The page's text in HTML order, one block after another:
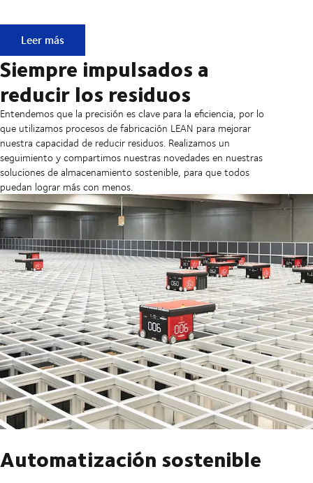
Reparación, reacondicionamiento, refabricación, reciclaje,
Leer más
Siempre impulsados a
reducir los residuos
Entendemos que la precisión es clave para la eficiencia, por lo
que utilizamos procesos de fabricación LEAN para mejorar
nuestra capacidad de reducir residuos. Realizamos un
seguimiento y compartimos nuestras novedades en nuestras
soluciones de almacenamiento sostenible, para que todos
puedan lograr más con menos.
Automatización sostenible